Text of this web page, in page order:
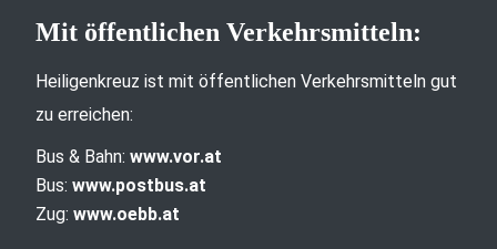
Mit öffentlichen Verkehrsmitteln:
Heiligenkreuz ist mit öffentlichen Verkehrsmitteln gut
zu erreichen:
Bus & Bahn: www.vor.at
Bus: www.postbus.at
Zug: www.oebb.at